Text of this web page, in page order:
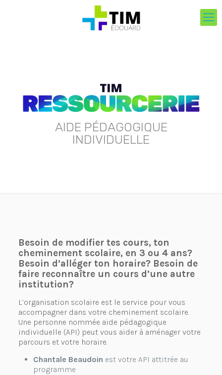
AIDE PÉDAGOGIQUE
INDIVIDUELLE
Besoin de modifier tes cours, ton
cheminement scolaire, en 3 ou 4 ans?
Besoin d’alléger ton horaire? Besoin de
faire reconnaître un cours d’une autre
institution?
L’organisation scolaire est le service pour vous
accompagner dans votre cheminement scolaire.
Une personne nommée aide pédagogique
individuelle (API) peut vous aider à aménager votre
parcours et votre horaire.
Chantale Beaudoin est votre API attitrée au
programme